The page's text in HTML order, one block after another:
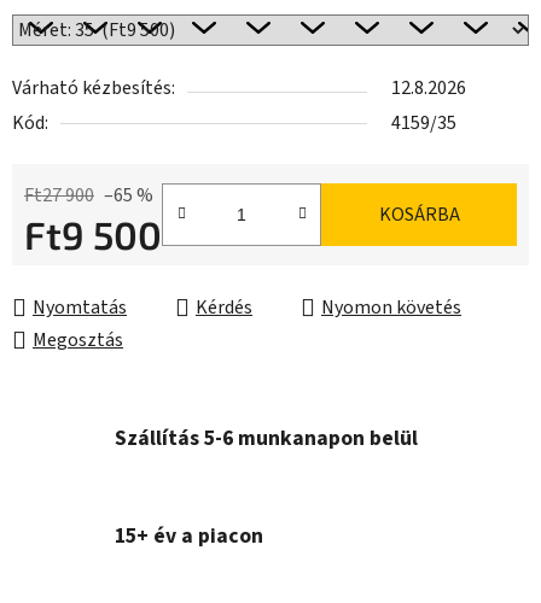
Várható kézbesítés:
12.8.2026
Kód:
4159/35
Ft27 900 –65 %
Ft9 500 KOSÁRBA
Nyomtatás Kérdés
Nyomon követés
Megosztás
Szállítás 5-6 munkanapon belül
15+ év a piacon